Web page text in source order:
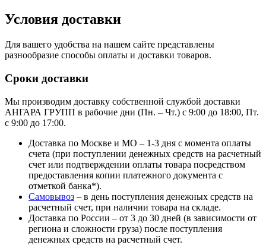
Условия доставки
Для вашего удобства на нашем сайте представлены
разнообразие способы оплаты и доставки товаров.
Сроки доставки
Мы производим доставку собственной службой доставки
АНГАРА ГРУПП в рабочие дни (Пн. – Чт.) с 9:00 до 18:00, Пт.
с 9:00 до 17:00.
Доставка по Москве и МО – 1-3 дня с момента оплаты
счета (при поступлении денежных средств на расчетный
счет или подтверждении оплаты товара посредством
предоставления копии платежного документа с
отметкой банка*).
Самовывоз – в день поступления денежных средств на
расчетный счет, при наличии товара на складе.
Доставка по России – от 3 до 30 дней (в зависимости от
региона и сложности груза) после поступления
денежных средств на расчетный счет.